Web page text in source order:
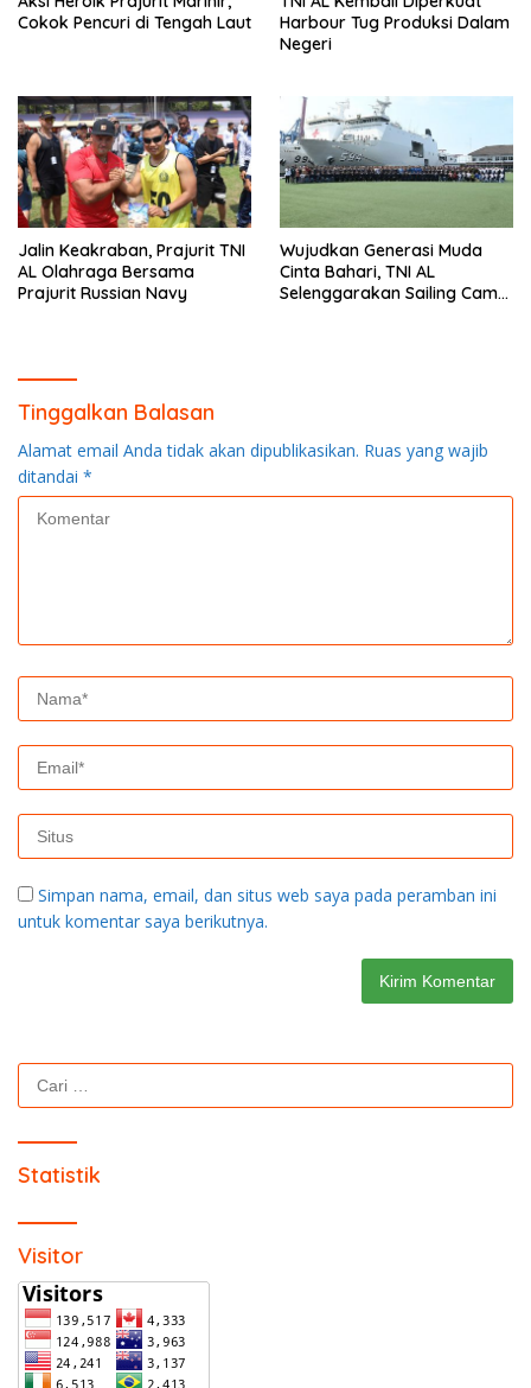
Cokok Pencuri di Tengah Laut
Harbour Tug Produksi Dalam
Negeri
Jalin Keakraban, Prajurit TNI
AL Olahraga Bersama
Prajurit Russian Navy
Wujudkan Generasi Muda
Cinta Bahari, TNI AL
Selenggarakan Sailing Camp
Tinggalkan Balasan
Alamat email Anda tidak akan dipublikasikan. Ruas yang wajib
ditandai *
Simpan nama, email, dan situs web saya pada peramban ini
untuk komentar saya berikutnya.
Cari
untuk:
Statistik
Visitor